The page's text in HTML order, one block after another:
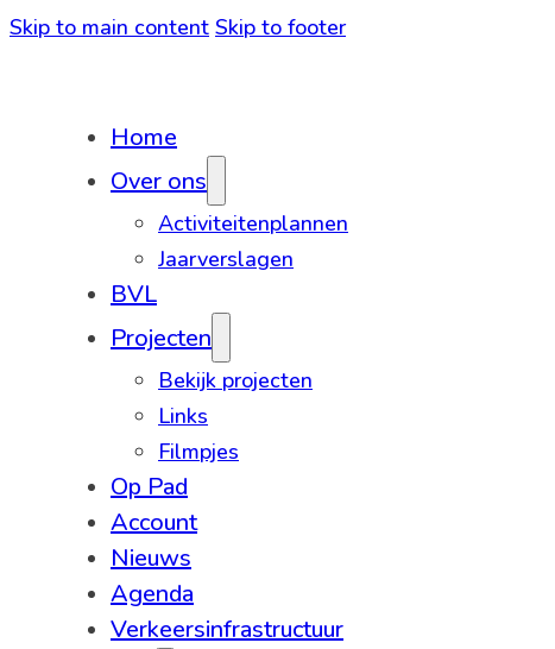
Skip to main content Skip to footer
Home
Over ons
Activiteitenplannen
Jaarverslagen
BVL
Projecten
Bekijk projecten
Links
Filmpjes
Op Pad
Account
Nieuws
Agenda
Verkeersinfrastructuur